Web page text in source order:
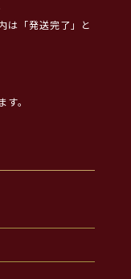
は「発送完了」と
す。